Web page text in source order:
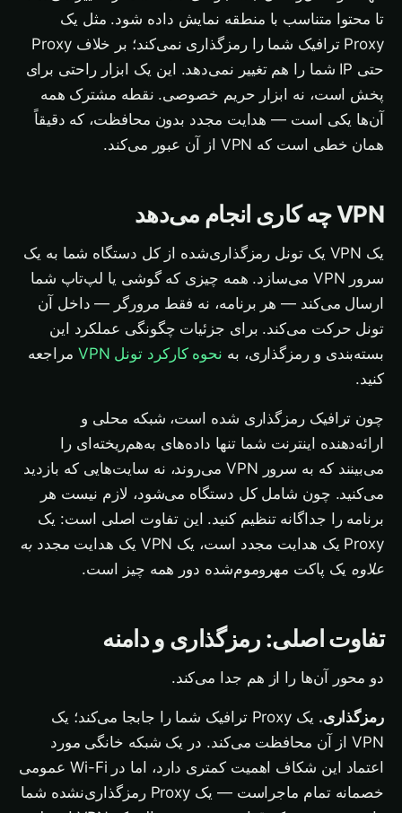
تا محتوا متناسب با منطقه نمایش داده شود. مثل یک
Proxy ترافیک شما را رمزگذاری نمی‌کند؛ بر خلاف Proxy
حتی IP شما را هم تغییر نمی‌دهد. این یک ابزار راحتی برای
پخش است، نه ابزار حریم خصوصی. نقطه مشترک همه
آن‌ها یکی است — هدایت مجدد بدون محافظت، که دقیقاً
همان خطی است که VPN از آن عبور می‌کند.
VPN چه کاری انجام می‌دهد
یک VPN یک تونل رمزگذاری‌شده از کل دستگاه شما به یک
سرور VPN می‌سازد. همه چیزی که گوشی یا لپ‌تاپ شما
ارسال می‌کند — هر برنامه، نه فقط مرورگر — داخل آن
تونل حرکت می‌کند. برای جزئیات چگونگی عملکرد این
بسته‌بندی و رمزگذاری، به نحوه کارکرد تونل VPN
مراجعه
کنید.
چون ترافیک رمزگذاری شده است، شبکه محلی و
ارائه‌دهنده اینترنت شما تنها داده‌های به‌هم‌ریخته‌ای را
می‌بینند که به سرور VPN می‌روند، نه سایت‌هایی که بازدید
می‌کنید. چون شامل کل دستگاه می‌شود، لازم نیست هر
برنامه را جداگانه تنظیم کنید. این تفاوت اصلی است: یک
Proxy یک هدایت مجدد است، یک VPN یک هدایت مجدد
به
علاوه یک پاکت مهروموم‌شده دور همه چیز است.
تفاوت اصلی: رمزگذاری و دامنه
دو محور آن‌ها را از هم جدا می‌کند.
رمزگذاری.
یک Proxy ترافیک شما را جابجا می‌کند؛ یک
VPN از آن محافظت می‌کند. در یک شبکه خانگی مورد
اعتماد این شکاف اهمیت کمتری دارد، اما در Wi-Fi عمومی
خصمانه تمام ماجراست — یک Proxy رمزگذاری‌نشده شما